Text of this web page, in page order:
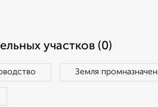
участков (0)
Земля